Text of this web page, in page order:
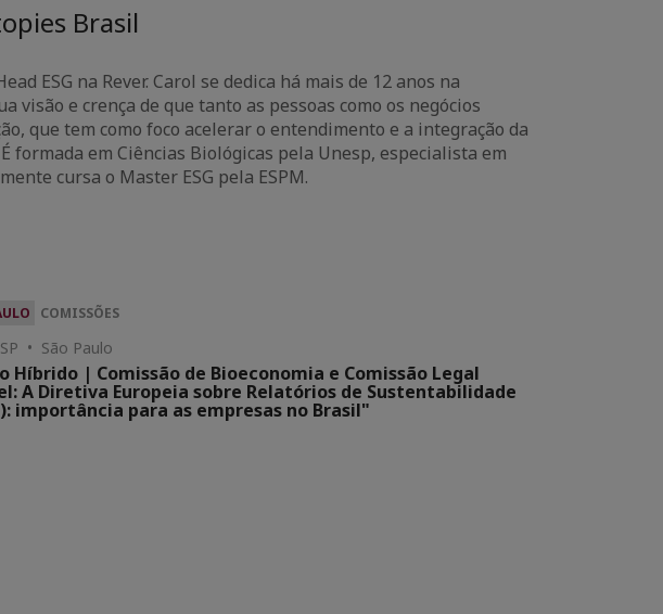
Brasil
ESG na Rever. Carol se dedica há mais de 12 anos na
visão e crença de que tanto as pessoas como os negócios
que tem como foco acelerar o entendimento e a integração da
formada em Ciências Biológicas pela Unesp, especialista em
cursa o Master ESG pela ESPM.
COMISSÕES
• São Paulo
Híbrido | Comissão de Bioeconomia e Comissão Legal
A Diretiva Europeia sobre Relatórios de Sustentabilidade
importância para as empresas no Brasil"